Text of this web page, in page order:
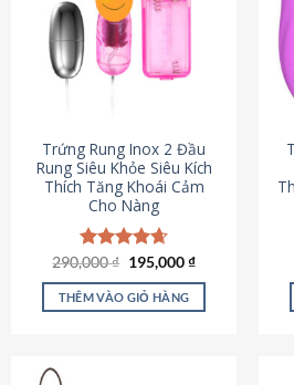
Trứng Rung Inox 2 Đầu
Rung Siêu Khỏe Siêu Kích
Thích Tăng Khoái Cảm
Cho Nàng
Được xếp
hạng4.64
5 sao
290,000₫ Giá
là:
290,000 ₫.
195,000₫Giá
tại
THÊM VÀO GIỎ HÀNG